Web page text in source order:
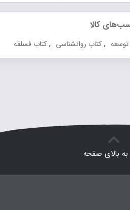
کتاب روانشناسی ,کتاب فسلفه
صفحه